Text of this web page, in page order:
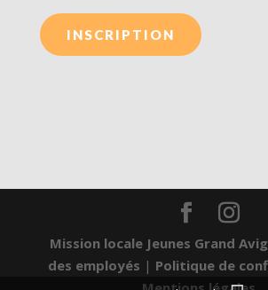
Mission locale Jeunes Grand
des employés | Politique de